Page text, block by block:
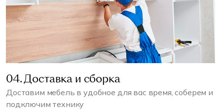
04. Доставка и сборка
Доставим мебель в удобное для вас время, соберем и
подключим технику